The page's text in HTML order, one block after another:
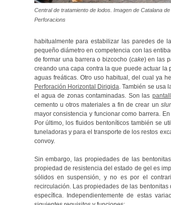
Central de tratamiento de lodos. Imagen de Catalana de
Perforacions
habitualmente para estabilizar las paredes de
pequeño diámetro en competencia con las
de formar una barrera o bizcocho (cake) en las
creando una capa contra la que puede actuar
aguas freáticas. Otro uso habitual, del cual ya
Perforación Horizontal Dirigida . También se
el agua de zonas contaminadas. Son las
cemento u otros materiales a fin de crear un
mayor consistencia y funcionar como barrera.
Por último, los fluidos bentoníticos también se
tuneladoras y para el transporte de los restos
convoy.
Sin embargo, las propiedades de las
propiedad de resistencia del estado de gel es
sólidos en suspensión, y no es por el
recirculación. Las propiedades de las
específica. Independientemente de estas